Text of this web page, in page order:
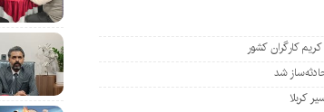
کارگران کشور
کربلا